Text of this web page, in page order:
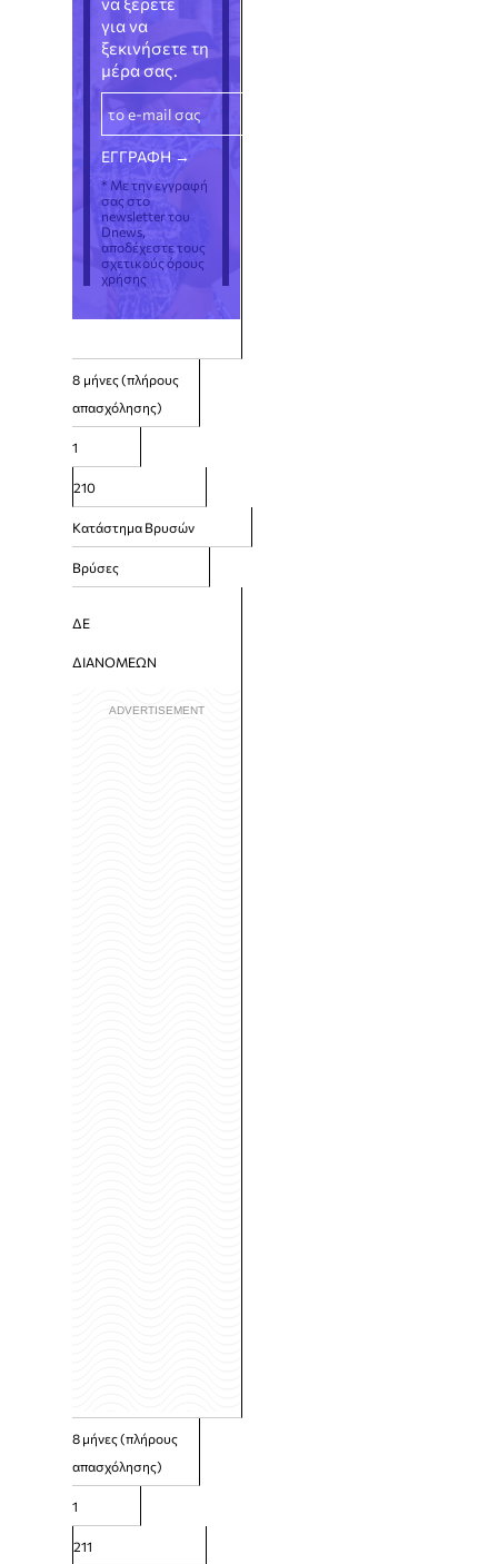
για να
ξεκινήσετε τη
μέρα σας.
* Με την εγγραφή
σας στο
newsletter του
Dnews,
αποδέχεστε τους
σχετικούς όρους
χρήσης
8 μήνες (πλήρους
απασχόλησης)
1
210
Κατάστημα Βρυσών
Βρύσες
ΔΕ
ΔΙΑΝΟΜΕΩΝ
8 μήνες (πλήρους
απασχόλησης)
1
211